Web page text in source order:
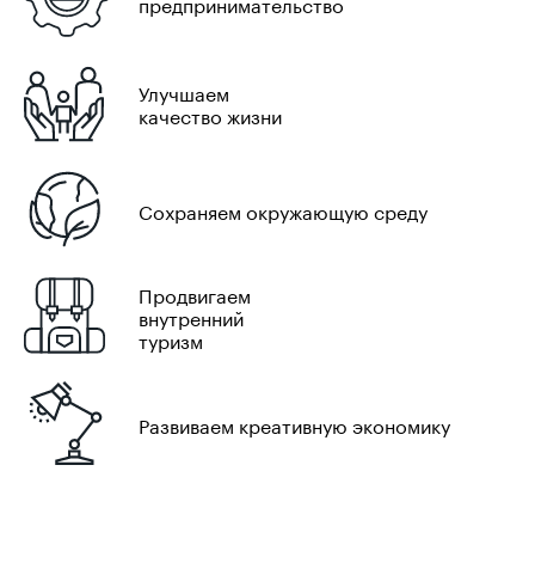
Улучшаем
качество жизни
Сохраняем окружающую среду
Продвигаем
внутренний
туризм
Развиваем креативную экономику